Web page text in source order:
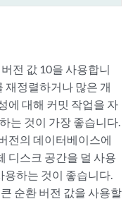
전 값 10을 사용합니
재정렬하거나 많은 개
에 대해 커밋 작업을 자
는 것이 가장 좋습니다.
전의 데이터베이스에
디스크 공간을 덜 사용
용하는 것이 좋습니다.
순환 버전 값을 사용할